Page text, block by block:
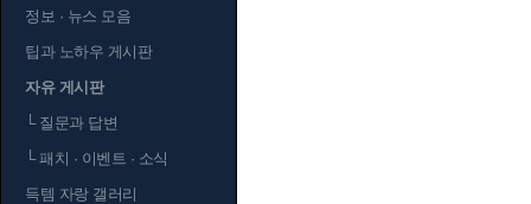
정보 · 뉴스 모음
팁과 노하우 게시판
자유 게시판
└질문과 답변
└패치 · 이벤트 · 소식
득템 자랑 갤러리